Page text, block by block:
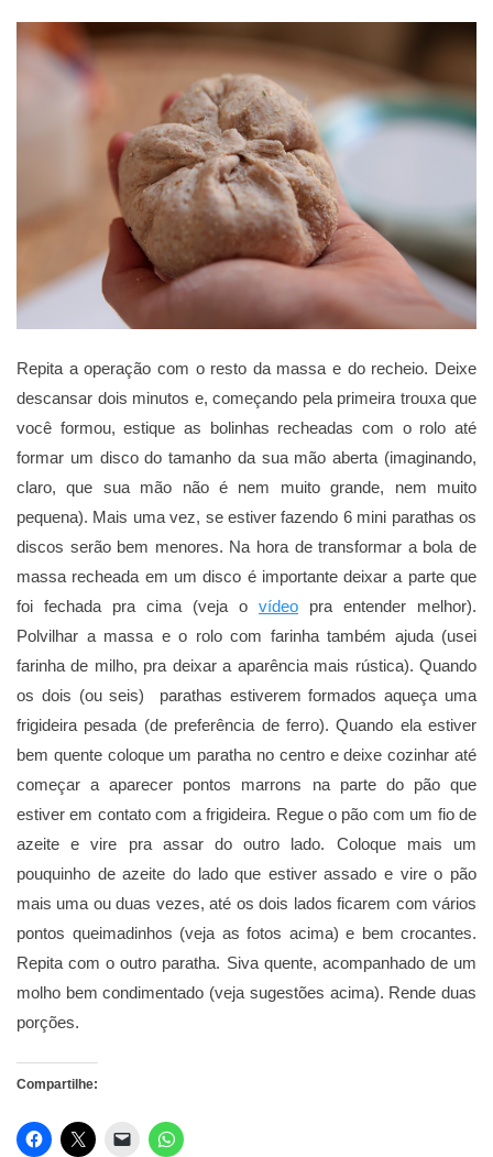
Repita a operação com o resto da massa e do recheio. Deixe
descansar dois minutos e, começando pela primeira trouxa que
você formou, estique as bolinhas recheadas com o rolo até
formar um disco do tamanho da sua mão aberta (imaginando,
claro, que sua mão não é nem muito grande, nem muito
pequena). Mais uma vez, se estiver fazendo 6 mini parathas os
discos serão bem menores. Na hora de transformar a bola de
massa recheada em um disco é importante deixar a parte que
foi fechada pra cima (veja o vídeo pra entender melhor).
Polvilhar a massa e o rolo com farinha também ajuda (usei
farinha de milho, pra deixar a aparência mais rústica). Quando
os dois (ou seis) parathas estiverem formados aqueça uma
frigideira pesada (de preferência de ferro). Quando ela estiver
bem quente coloque um paratha no centro e deixe cozinhar até
começar a aparecer pontos marrons na parte do pão que
estiver em contato com a frigideira. Regue o pão com um fio de
azeite e vire pra assar do outro lado. Coloque mais um
pouquinho de azeite do lado que estiver assado e vire o pão
mais uma ou duas vezes, até os dois lados ficarem com vários
pontos queimadinhos (veja as fotos acima) e bem crocantes.
Repita com o outro paratha. Siva quente, acompanhado de um
molho bem condimentado (veja sugestões acima). Rende duas
porções.
Compartilhe: